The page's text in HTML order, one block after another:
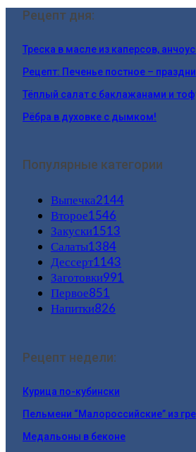
Рецепт дня:
Треска в масле из каперсов,
Рецепт: Печенье постное –
Тёплый салат с баклажанами и
Рёбра в духовке с дымком!
Популярные категории
Выпечка2144
Второе1546
Закуски1513
Салаты1384
Дессерт1143
Заготовки991
Первое851
Напитки826
Рецепт недели:
Курица по-кубински
Пельмени “Малороссийские” из
Медальоны в беконе